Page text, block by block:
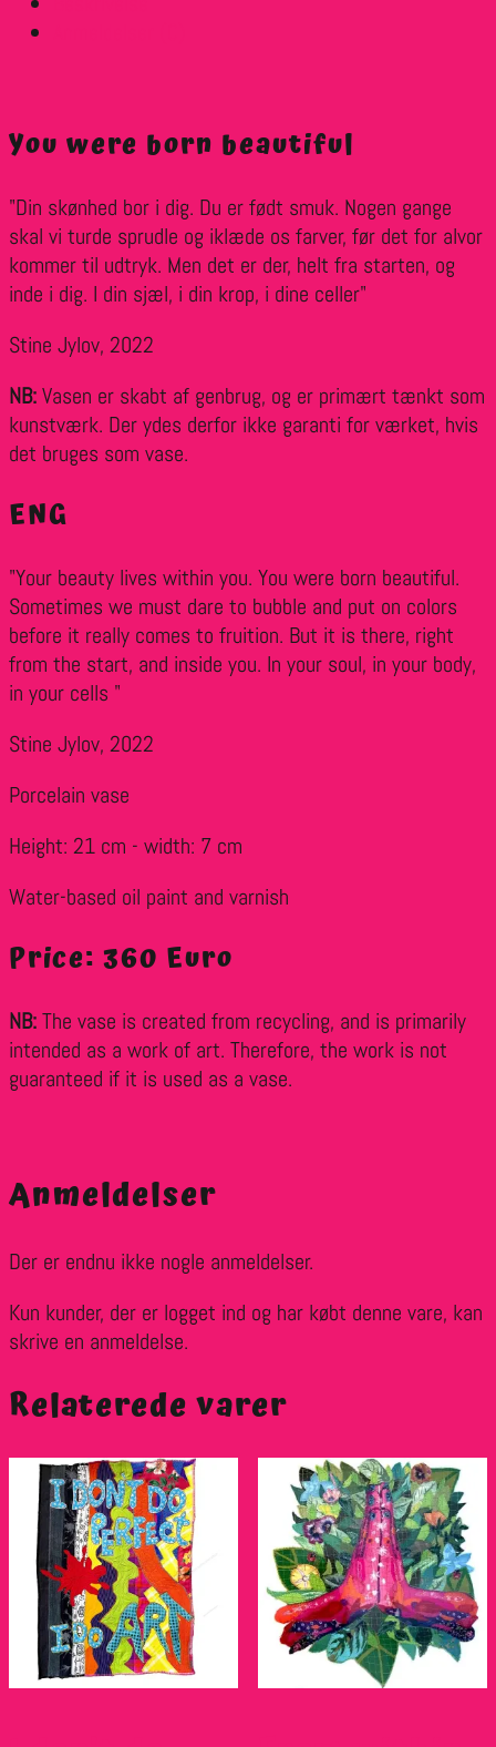
You were born beautiful
"Din skønhed bor i dig. Du er født smuk. Nogen gange
skal vi turde sprudle og iklæde os farver, før det for alvor
kommer til udtryk. Men det er der, helt fra starten, og
inde i dig. I din sjæl, i din krop, i dine celler"
Stine Jylov, 2022
NB:Vasen er skabt af genbrug, og er primært tænkt som
kunstværk. Der ydes derfor ikke garanti for værket, hvis
det bruges som vase.
ENG
"Your beauty lives within you. You were born beautiful.
Sometimes we must dare to bubble and put on colors
before it really comes to fruition. But it is there, right
from the start, and inside you. In your soul, in your body,
in your cells "
Stine Jylov, 2022
Porcelain vase
Height: 21 cm - width: 7 cm
Water-based oil paint and varnish
Price: 360 Euro
NB:The vase is created from recycling, and is primarily
intended as a work of art. Therefore, the work is not
guaranteed if it is used as a vase.
Anmeldelser
Der er endnu ikke nogle anmeldelser.
Kun kunder, der er logget ind og har købt denne vare, kan
skrive en anmeldelse.
Relaterede varer